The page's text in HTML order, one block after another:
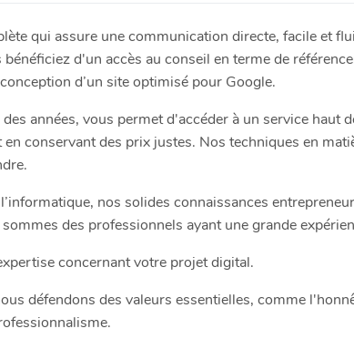
qui assure une communication directe, facile et
d'un accès au conseil en terme de
d’un site optimisé pour Google.
années, vous permet d'accéder à un service haut
conservant des prix justes. Nos techniques en
nos solides connaissances
des professionnels ayant une grande
concernant votre projet digital.
défendons des valeurs essentielles, comme